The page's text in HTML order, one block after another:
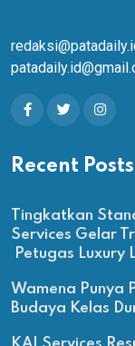
Recent Posts
Tingkatkan
Services Gelar
Petugas Luxury
Wamena Punya
Budaya Kelas